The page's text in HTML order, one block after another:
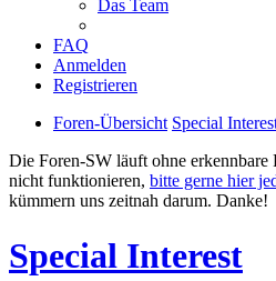
Das Team
FAQ
Anmelden
Registrieren
Foren-Übersicht Special
Die Foren-SW läuft ohne erkennbare
nicht funktionieren, bitte gerne hier
kümmern uns zeitnah darum. Danke!
Special Interest